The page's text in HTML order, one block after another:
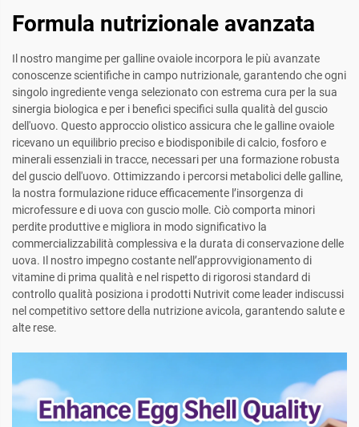
Formula nutrizionale avanzata
Il nostro mangime per galline ovaiole incorpora le più avanzate
conoscenze scientifiche in campo nutrizionale, garantendo che ogni
singolo ingrediente venga selezionato con estrema cura per la sua
sinergia biologica e per i benefici specifici sulla qualità del guscio
dell'uovo. Questo approccio olistico assicura che le galline ovaiole
ricevano un equilibrio preciso e biodisponibile di calcio, fosforo e
minerali essenziali in tracce, necessari per una formazione robusta
del guscio dell'uovo. Ottimizzando i percorsi metabolici delle galline,
la nostra formulazione riduce efficacemente l’insorgenza di
microfessure e di uova con guscio molle. Ciò comporta minori
perdite produttive e migliora in modo significativo la
commercializzabilità complessiva e la durata di conservazione delle
uova. Il nostro impegno costante nell’approvvigionamento di
vitamine di prima qualità e nel rispetto di rigorosi standard di
controllo qualità posiziona i prodotti Nutrivit come leader indiscussi
nel competitivo settore della nutrizione avicola, garantendo salute e
alte rese.